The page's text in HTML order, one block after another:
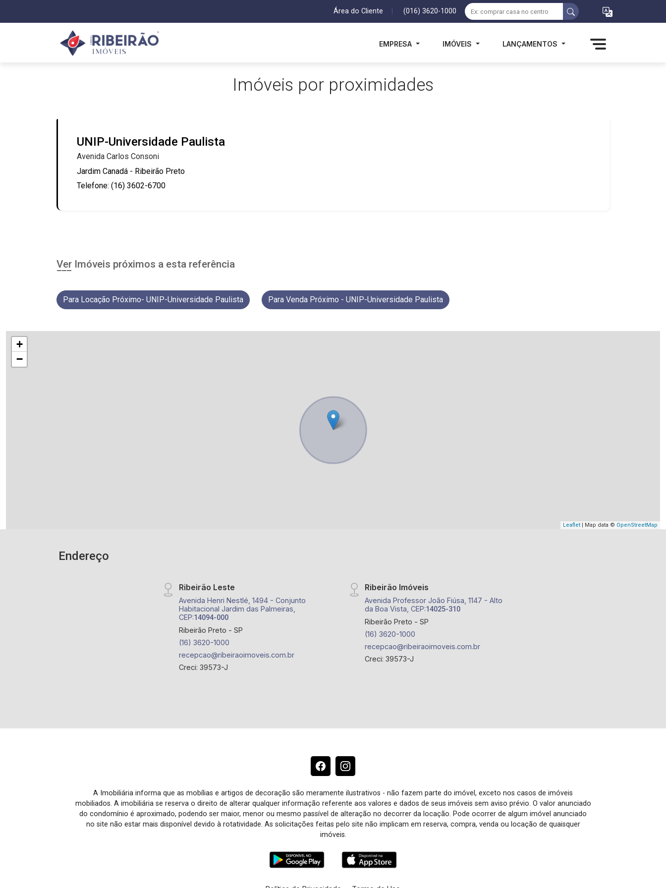
Área do Cliente (016) 3620-1000
EMPRESA IMÓVEIS LANÇAMENTOS
Imóveis por proximidades
UNIP-Universidade Paulista
Avenida Carlos Consoni
Jardim Canadá - Ribeirão Preto
Telefone: (16) 3602-6700
Ver Imóveis próximos a esta referência
Para Locação Próximo- UNIP-Universidade Paulista Para Venda Próximo - UNIP-Universidade Paulista
+
−
Leaflet | Map data © OpenStreetMap
Endereço
Ribeirão Leste
Avenida Henri Nestlé, 1494 - Conjunto
Habitacional Jardim das Palmeiras,
CEP:14094-000
Ribeirão Preto - SP
(16) 3620-1000
recepcao@ribeiraoimoveis.com.br
Creci: 39573-J
Ribeirão Imóveis
Avenida Professor João Fiúsa, 1147 - Alto
da Boa Vista, CEP:14025-310
Ribeirão Preto - SP
(16) 3620-1000
recepcao@ribeiraoimoveis.com.br
Creci: 39573-J
A Imobiliária informa que as mobílias e artigos de decoração são meramente ilustrativos - não fazem parte do imóvel, exceto nos casos de imóveis
mobiliados. A imobiliária se reserva o direito de alterar qualquer informação referente aos valores e dados de seus imóveis sem aviso prévio. O valor anunciado
do condomínio é aproximado, podendo ser maior, menor ou mesmo passível de alteração no decorrer da locação. Pode ocorrer de algum imóvel anunciado
no site não estar mais disponível devido à rotatividade. As solicitações feitas pelo site não implicam em reserva, compra, venda ou locação de quaisquer
imóveis.